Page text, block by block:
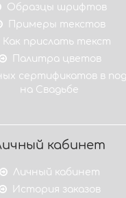
Образцы шрифтов
Примеры текстов
Как прислать текст
Палитра цветов
сертификатов в
на Свадьбе
кабинет
Личный кабинет
История заказов